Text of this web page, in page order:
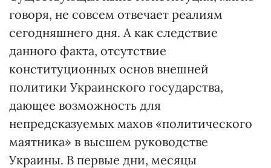
говоря, не совсем отвечает реалиям
сегодняшнего дня. А как следствие
данного факта, отсутствие
конституционных основ внешней
политики Украинского государства,
дающее возможность для
непредсказуемых махов «политического
маятника» в высшем руководстве
Украины. В первые дни, месяцы